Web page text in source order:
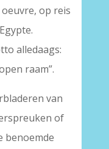
op reis
alledaags:
raam”.
van
of
benoemde